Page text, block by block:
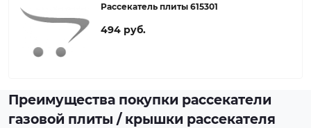
Рассекатель плиты 615301
494 руб.
Преимущества покупки рассекатели
газовой плиты / крышки рассекателя